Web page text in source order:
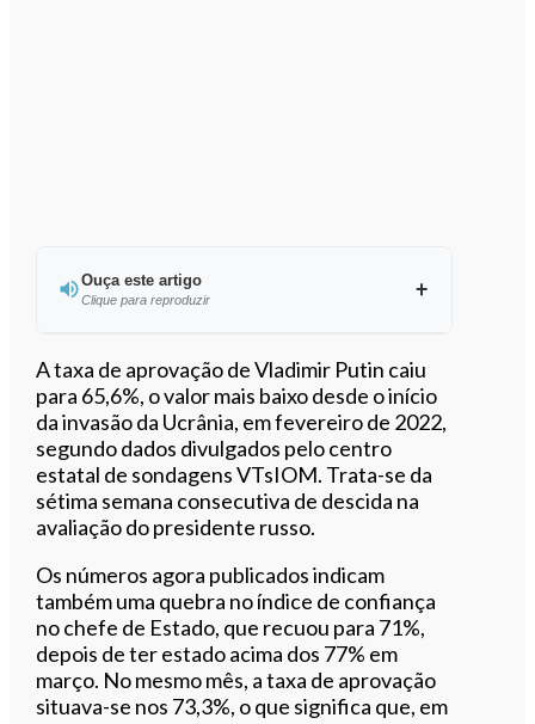
Ouça este artigo
Clique para reproduzir
0:00 /4:41
A taxa de aprovação de Vladimir Putin caiu
para 65,6%, o valor mais baixo desde o início
da invasão da Ucrânia, em fevereiro de 2022,
segundo dados divulgados pelo centro
estatal de sondagens VTsIOM. Trata-se da
sétima semana consecutiva de descida na
avaliação do presidente russo.
Os números agora publicados indicam
também uma quebra no índice de confiança
no chefe de Estado, que recuou para 71%,
depois de ter estado acima dos 77% em
março. No mesmo mês, a taxa de aprovação
situava-se nos 73,3%, o que significa que, em